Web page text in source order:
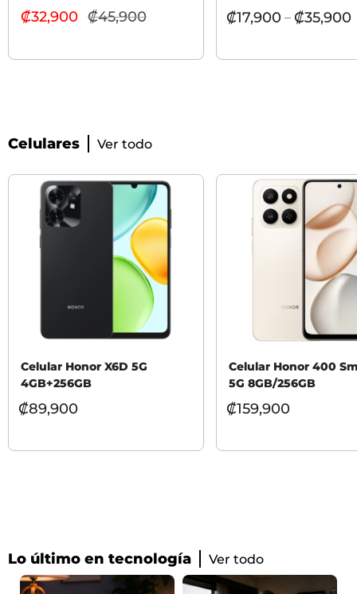
Woman 100 ML
₡32,900 ₡45,900
actual
₡17,900 –₡35,900
Celulares Ver todo
Celular Honor X6D 5G
4GB+256GB
₡89,900
Celular Honor 400
5G 8GB/256GB
₡159,900
Lo último en tecnología Ver todo